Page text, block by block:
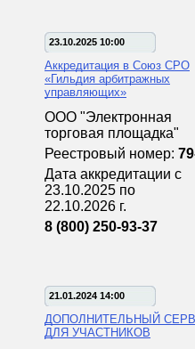
23.10.2025 10:00
Аккредитация в Союз СРО
«Гильдия арбитражных
управляющих»
ООО "Электронная
торговая площадка"
Реестровый номер:
Дата аккредитации с
23.10.2025 по
22.10.2026 г.
8 (800) 250-93-37
21.01.2024 14:00
ДОПОЛНИТЕЛЬНЫЙ
ДЛЯ УЧАСТНИКОВ